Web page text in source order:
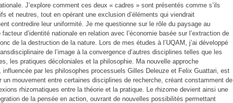
J’explore comment ces deux « cadres » sont présentés comme s’ils
et neutres, tout en opérant une exclusion d’éléments qui viendrait
contredire leur uniformité. Je me questionne sur le rôle du paysage au
d’identité nationale en relation avec l’économie basée sur l’extraction de
de la destruction de la nature. Lors de mes études à l’UQAM, j’ai développé
de l’image à la convergence d’autres disciplines telles que les
les pratiques décoloniales et la philosophie. Ma nouvelle approche
influencée par les philosophes processuels Gilles Deleuze et Felix Guattari, est
un mouvement entre certaines disciplines de recherche, créant constamment de
rhizomatiques entre la théorie et la pratique. Le rhizome devient ainsi une
de la pensée en action, ouvrant de nouvelles possibilités permettant